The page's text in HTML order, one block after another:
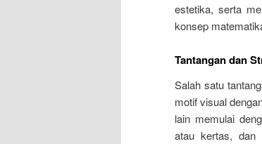
estetika, serta
konsep
Tantangan dan
Salah satu
motif visual
lain memulai
atau kertas, dan